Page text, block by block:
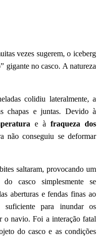
vezes sugerem, o iceberg
gigante no casco. A natureza
colidiu lateralmente, a
chapas e juntas. Devido à
e àfraqueza dos
não conseguiu se deformar
saltaram, provocando um
casco simplesmente se
aberturas e fendas finas ao
para inundar os
o navio. Foi a interação fatal
do casco e as condições